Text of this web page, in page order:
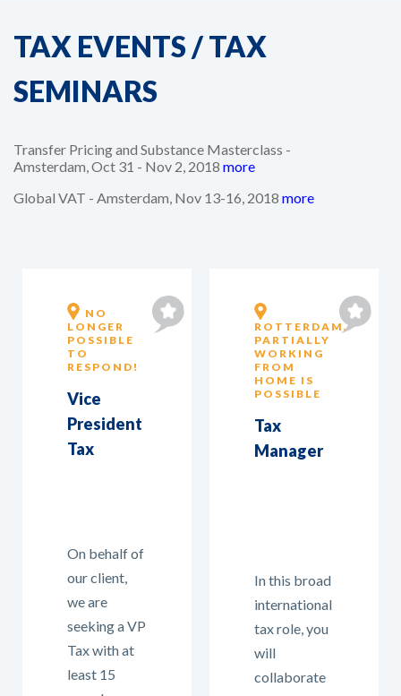
TAX EVENTS / TAX
SEMINARS
Transfer Pricing and Substance Masterclass -
Amsterdam, Oct 31 - Nov 2, 2018 more
Global VAT - Amsterdam, Nov 13-16, 2018 more
NO
LONGER
POSSIBLE
TO
RESPOND!
Vice
President
Tax
On behalf of
our client,
we are
seeking a VP
Tax with at
least 15
ROTTERDAM,
PARTIALLY
WORKING
FROM
HOME IS
POSSIBLE
Tax
Manager
In this broad
international
tax role, you
will
collaborate